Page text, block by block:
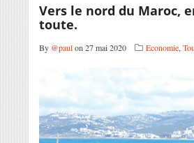
Vers le nord du Maroc,
toute.
By @paulon 27 mai 2020 Economie,